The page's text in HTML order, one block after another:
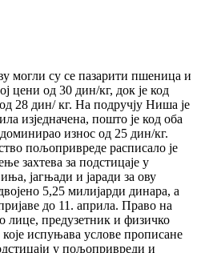
могли су се пазарити пшеница и
цени од 30 дин/кг, док је код
28 дин/ кг. На подручју Ниша је
изједначена, пошто је код оба
износ од 25 дин/кг.
пољопривреде расписало је
захтева за подстицаје у
јагњади и јаради за ову
5,25 милијарди динара, а
до 11. априла. Право на
лице, предузетник и физичко
испуњава услове прописане
у пољопривреди и